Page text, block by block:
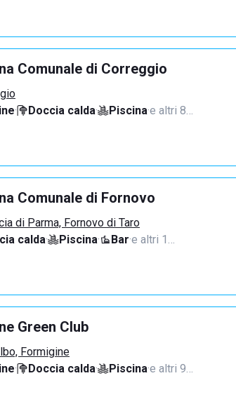
Comunale di Correggio
· Doccia calda· Piscina·e altri 8…
Comunale di Fornovo
di Parma, Fornovo di Taro
calda· Piscina· Bar·e altri 1…
Green Club
Formigine
· Doccia calda· Piscina·e altri 9…